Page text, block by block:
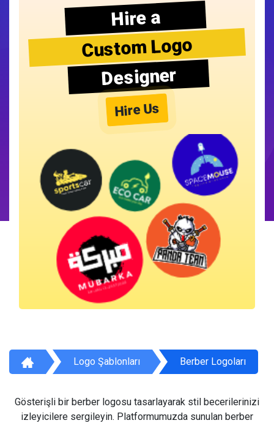
Hire a
Custom Logo
Designer
Hire Us
Logo Şablonları Berber Logoları
Gösterişli bir berber logosu tasarlayarak stil becerilerinizi
izleyicilere sergileyin. Platformumuzda sunulan berber